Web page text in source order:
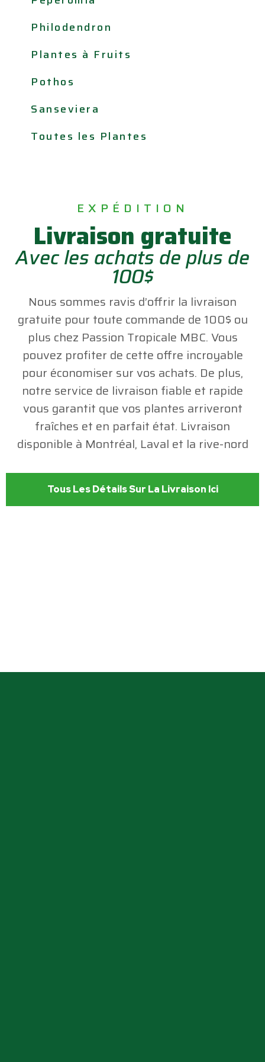
Philodendron
Plantes à Fruits
Pothos
Sanseviera
Toutes les Plantes
EXPÉDITION
Livraison gratuite
Avec les achats de plus de
100$
Nous sommes ravis d’offrir la livraison
gratuite pour toute commande de 100$ ou
plus chez Passion Tropicale MBC. Vous
pouvez profiter de cette offre incroyable
pour économiser sur vos achats. De plus,
notre service de livraison fiable et rapide
vous garantit que vos plantes arriveront
fraîches et en parfait état. Livraison
disponible à Montréal, Laval et la rive-nord
Tous Les Détails Sur La Livraison Ici